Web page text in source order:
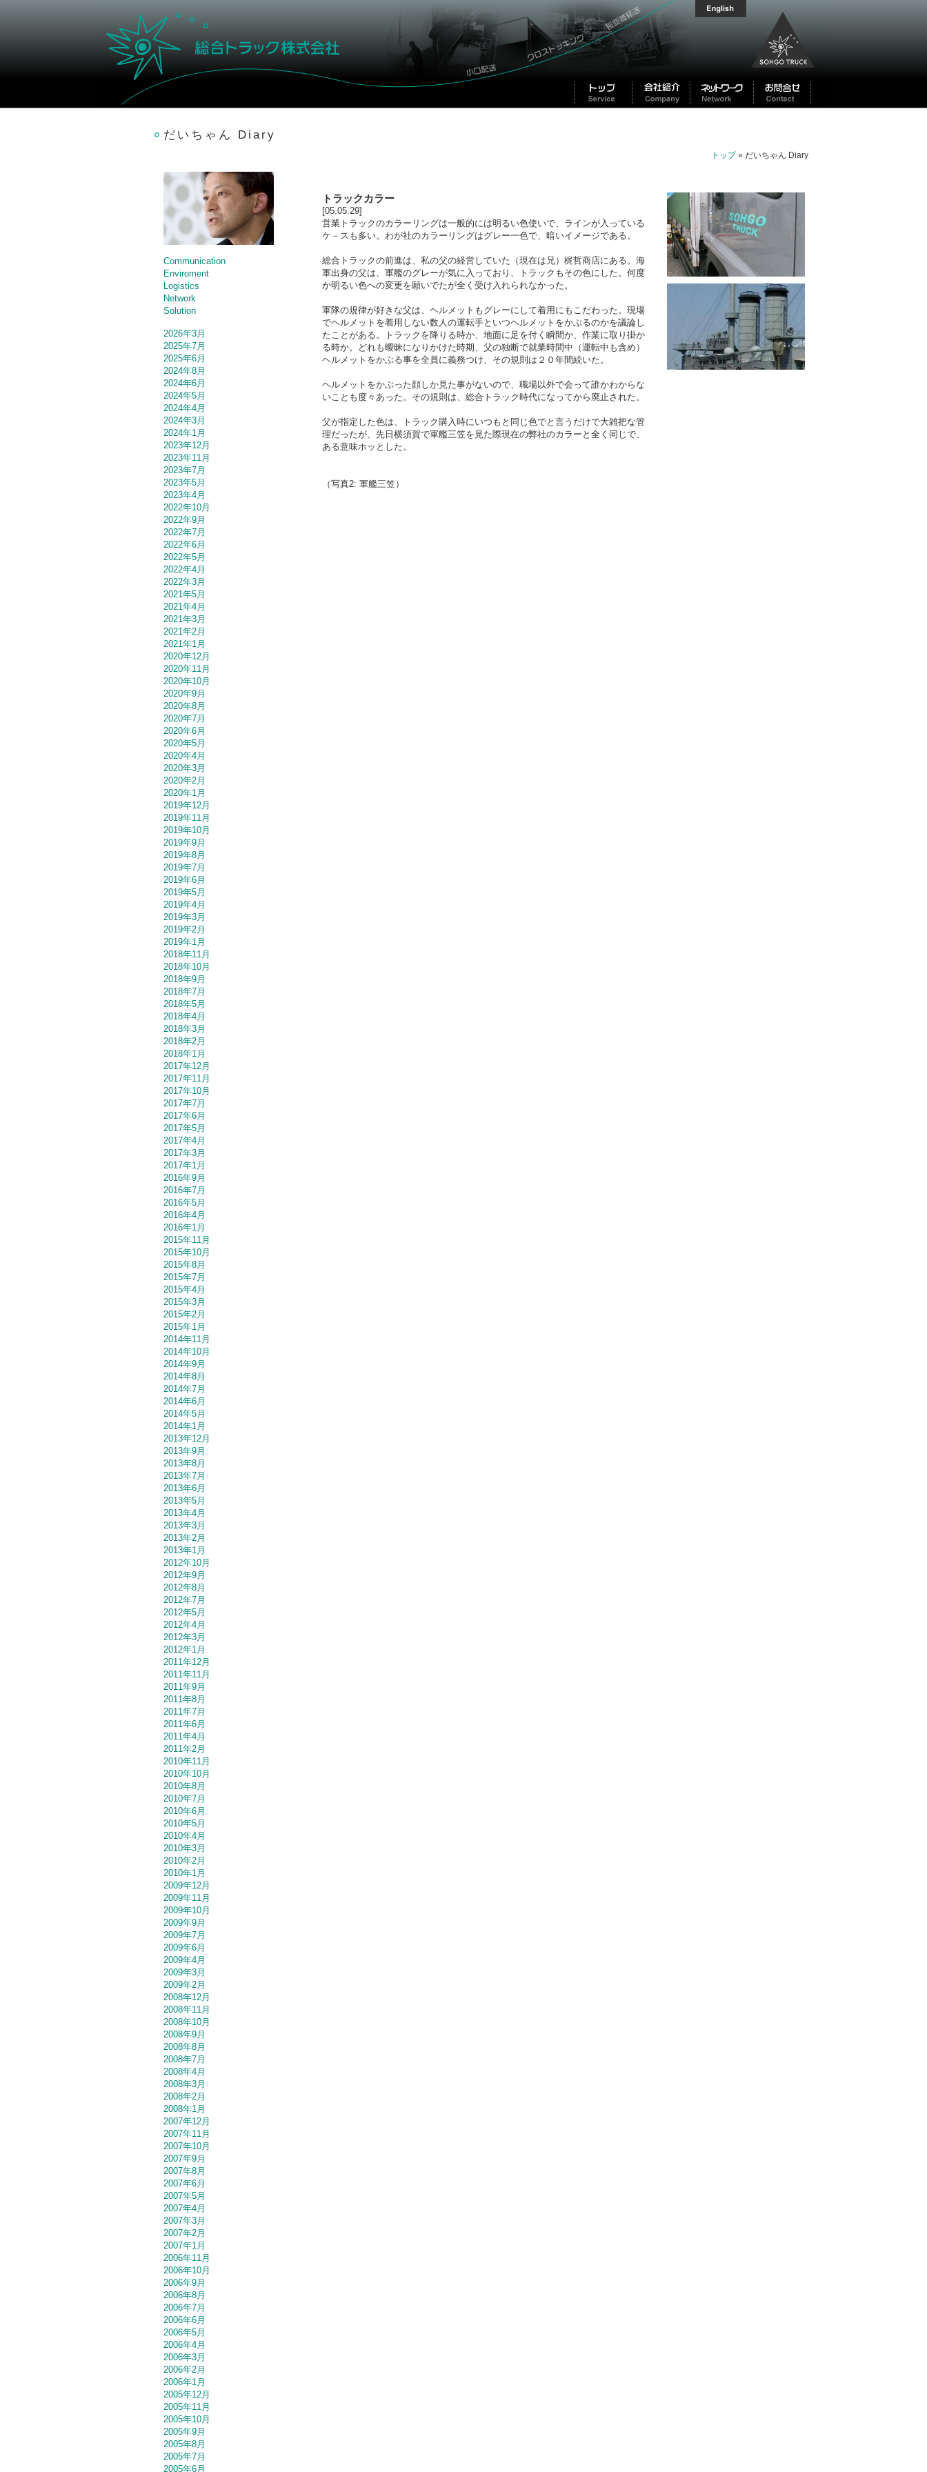
だいちゃん Diary
トップ» だいちゃん Diary
Communication
Enviroment
Logistics
Network
Solution
2026年3月
2025年7月
2025年6月
2024年8月
2024年6月
2024年5月
2024年4月
2024年3月
2024年1月
2023年12月
2023年11月
2023年7月
2023年5月
2023年4月
2022年10月
2022年9月
2022年7月
2022年6月
2022年5月
2022年4月
2022年3月
2021年5月
2021年4月
2021年3月
2021年2月
2021年1月
2020年12月
2020年11月
2020年10月
2020年9月
2020年8月
2020年7月
2020年6月
2020年5月
2020年4月
2020年3月
2020年2月
2020年1月
2019年12月
2019年11月
2019年10月
2019年9月
2019年8月
2019年7月
2019年6月
2019年5月
2019年4月
2019年3月
2019年2月
2019年1月
2018年11月
2018年10月
2018年9月
2018年7月
2018年5月
2018年4月
2018年3月
2018年2月
2018年1月
2017年12月
2017年11月
2017年10月
2017年7月
2017年6月
2017年5月
2017年4月
2017年3月
2017年1月
2016年9月
2016年7月
2016年5月
2016年4月
2016年1月
2015年11月
2015年10月
2015年8月
2015年7月
2015年4月
2015年3月
2015年2月
2015年1月
2014年11月
2014年10月
2014年9月
2014年8月
2014年7月
2014年6月
2014年5月
2014年1月
2013年12月
2013年9月
2013年8月
2013年7月
2013年6月
2013年5月
2013年4月
2013年3月
2013年2月
2013年1月
2012年10月
2012年9月
2012年8月
2012年7月
2012年5月
2012年4月
2012年3月
2012年1月
2011年12月
2011年11月
2011年9月
2011年8月
2011年7月
2011年6月
2011年4月
2011年2月
2010年11月
2010年10月
2010年8月
2010年7月
2010年6月
2010年5月
2010年4月
2010年3月
2010年2月
2010年1月
2009年12月
2009年11月
2009年10月
2009年9月
2009年7月
2009年6月
2009年4月
2009年3月
2009年2月
2008年12月
2008年11月
2008年10月
2008年9月
2008年8月
2008年7月
2008年4月
2008年3月
2008年2月
2008年1月
2007年12月
2007年11月
2007年10月
2007年9月
2007年8月
2007年6月
2007年5月
2007年4月
2007年3月
2007年2月
2007年1月
2006年11月
2006年10月
2006年9月
2006年8月
2006年7月
2006年6月
2006年5月
2006年4月
2006年3月
2006年2月
2006年1月
2005年12月
2005年11月
2005年10月
2005年9月
2005年8月
2005年7月
2005年6月
トラックカラー
[05.05.29]
営業トラックのカラーリングは一般的には明るい色使いで、ラインが入っている
ケ－スも多い。わが社のカラーリングはグレー一色で、暗いイメージである。
総合トラックの前進は、私の父の経営していた（現在は兄）梶哲商店にある。海
軍出身の父は、軍艦のグレーが気に入っており、トラックもその色にした。何度
か明るい色への変更を願いでたが全く受け入れられなかった。
軍隊の規律が好きな父は、ヘルメットもグレーにして着用にもこだわった。現場
でヘルメットを着用しない数人の運転手といつヘルメットをかぶるのかを議論し
たことがある。トラックを降りる時か、地面に足を付く瞬間か、作業に取り掛か
る時か。どれも曖昧になりかけた時期、父の独断で就業時間中（運転中も含め）
ヘルメットをかぶる事を全員に義務つけ、その規則は２０年間続いた。
ヘルメットをかぶった顔しか見た事がないので、職場以外で会って誰かわからな
いことも度々あった。その規則は、総合トラック時代になってから廃止された。
父が指定した色は、トラック購入時にいつもと同じ色でと言うだけで大雑把な管
理だったが、先日横須賀で軍艦三笠を見た際現在の弊社のカラーと全く同じで、
ある意味ホッとした。
（写真2: 軍艦三笠）